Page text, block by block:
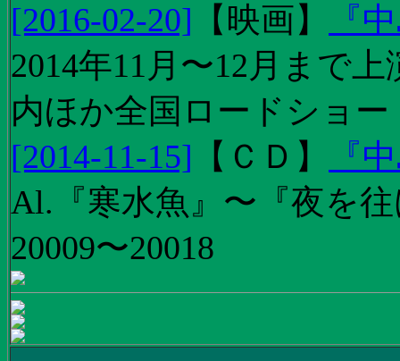
[2016-02-20] 【 映画】
『
2014年11月〜12月まで
内ほか全国ロードショー
[2014-11-15] 【 ＣＤ 】
『
Al.『寒水魚』〜『夜を
20009〜20018